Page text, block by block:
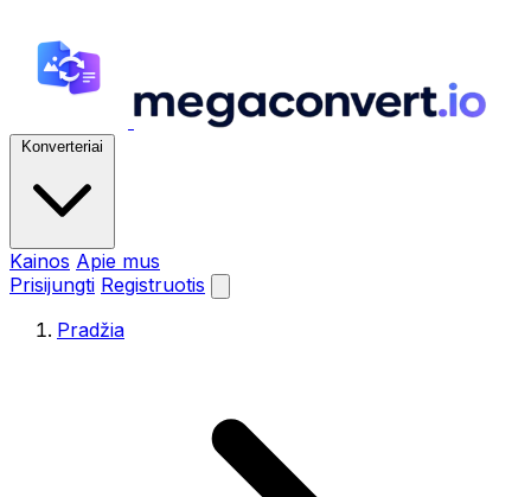
Konverteriai
Kainos Apie mus
Prisijungti Registruotis
Pradžia